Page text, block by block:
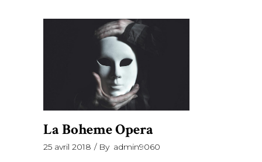
La Boheme Opera
25 avril 2018 By admin9060